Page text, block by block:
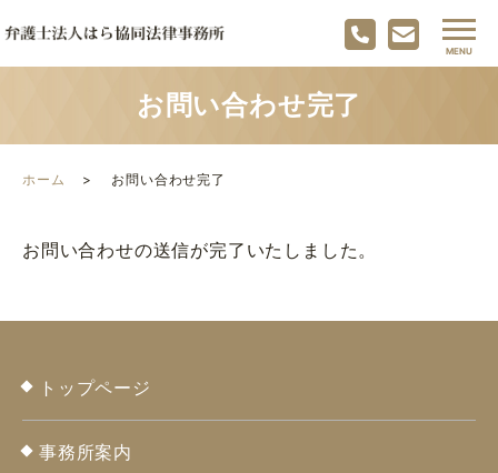
お問い合わせ完了
ホーム お問い合わせ完了
お問い合わせの送信が完了いたしました。
トップページ
事務所案内